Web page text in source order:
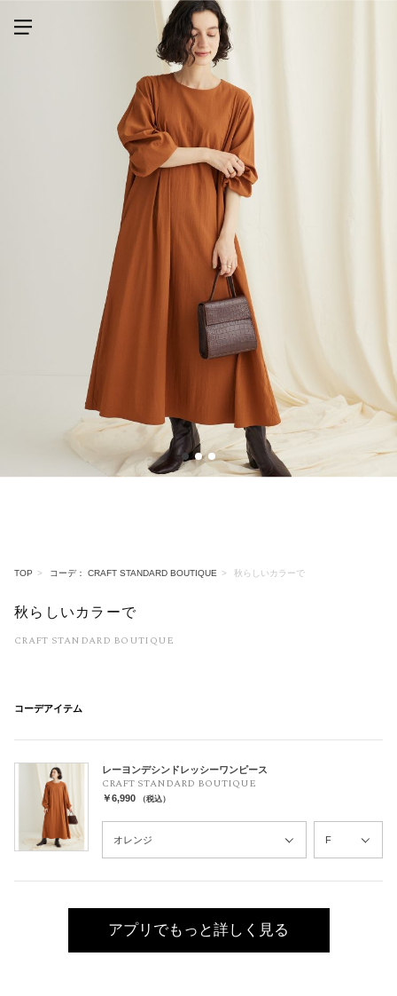
TOP コーデ： CRAFT STANDARD BOUTIQUE 秋らしいカラーで
秋らしいカラーで
CRAFT STANDARD BOUTIQUE
コーデアイテム
レーヨンデシンドレッシーワンピース
CRAFT STANDARD BOUTIQUE
￥6,990 （税込）
アプリでもっと詳しく見る
1 2 3